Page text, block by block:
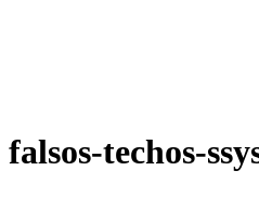
falsos-techos-